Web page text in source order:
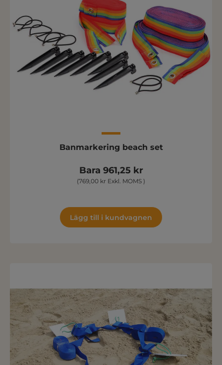
Banmarkering beach set
Bara 961,25 kr
(769,00 kr Exkl. MOMS )
Lägg till i kundvagnen